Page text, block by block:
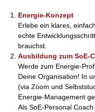
Energie-Konzept
Erlebe ein klares,
echte
brauchst.
Ausbildung zum SoE-
Werde zum Energie-
Deine Organisation! In
(via Zoom und
Energie-Management
Als SoE-Personal